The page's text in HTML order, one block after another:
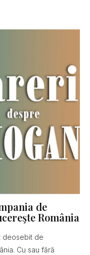
de
România
deosebit de
Cu sau fără